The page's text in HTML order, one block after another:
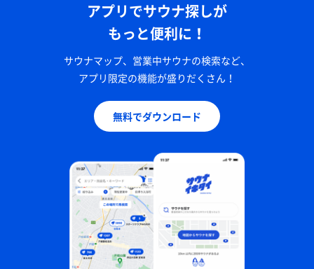
アプリでサウナ探しが
もっと便利に！
サウナマップ、営業中サウナの検索など、
アプリ限定の機能が盛りだくさん！
無料でダウンロード